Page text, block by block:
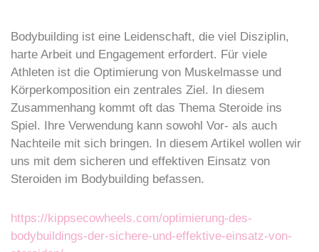
Bodybuilding ist eine Leidenschaft, die viel Disziplin,
harte Arbeit und Engagement erfordert. Für viele
Athleten ist die Optimierung von Muskelmasse und
Körperkomposition ein zentrales Ziel. In diesem
Zusammenhang kommt oft das Thema Steroide ins
Spiel. Ihre Verwendung kann sowohl Vor- als auch
Nachteile mit sich bringen. In diesem Artikel wollen wir
uns mit dem sicheren und effektiven Einsatz von
Steroiden im Bodybuilding befassen.
https://kippsecowheels.com/optimierung-des-
bodybuildings-der-sichere-und-effektive-einsatz-von-